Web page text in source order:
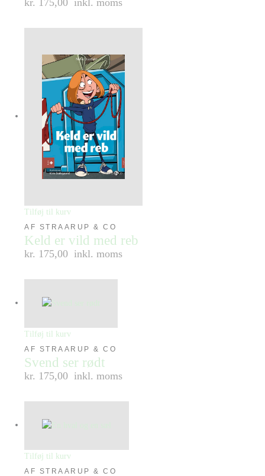
kr. 175,00 inkl. moms
Tilføj til kurv
AF STRAARUP & CO
Keld er vild med reb
kr. 175,00 inkl. moms
Tilføj til kurv
AF STRAARUP & CO
Svend ser rødt
kr. 175,00 inkl. moms
Tilføj til kurv
AF STRAARUP & CO